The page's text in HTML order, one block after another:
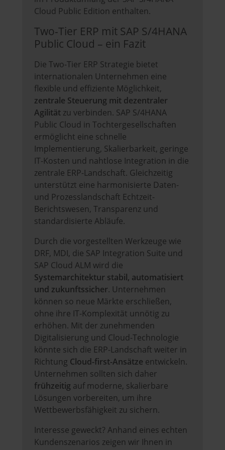
Cloud Public Edition enthalten.
Two-Tier ERP mit SAP S/4HANA
Public Cloud – ein Fazit
Die Two-Tier ERP Strategie bietet
internationalen Unternehmen eine
flexible und effiziente Möglichkeit,
zentrale Steuerung mit dezentraler
Agilität zu verbinden. SAP S/4HANA
Public Cloud in Tochtergesellschaften
ermöglicht eine schnelle
Implementierung, Skalierbarkeit, geringe
IT-Kosten und nahtlose Integration in die
zentrale ERP-Landschaft. Gleichzeitig
unterstützt eine harmonisierte Daten-
und Prozesslandschaft Echtzeit-
Berichtswesen, Transparenz und
standardisierte Abläufe.
Durch die vorgestellten Werkzeuge wie
DRF, MDI, die SAP Integration Suite und
SAP Cloud ALM wird die
Systemarchitektur stabil, automatisiert
und zukunftssicher. Unternehmen
können so neue Märkte erschließen,
ohne ihre IT-Komplexität unnötig zu
erhöhen. Mit der zunehmenden
Digitalisierung und Cloud-Technologie
könnte sich die ERP-Landschaft weiter in
Richtung Cloud-first-Ansätze entwickeln.
Unternehmen sollten sich daher
frühzeitig auf moderne, skalierbare
Lösungen vorbereiten, um ihre
Wettbewerbsfähigkeit zu sichern.
Interesse geweckt? Anhand eines echten
Kundenszenarios zeigen wir Ihnen in